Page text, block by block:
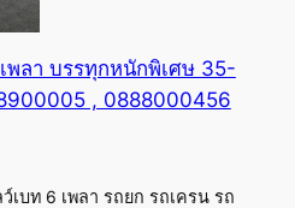
พลา บรรทุกหนักพิเศษ 35-
, 0888000456
เบท 6 เพลา รถยก รถเครน รถ